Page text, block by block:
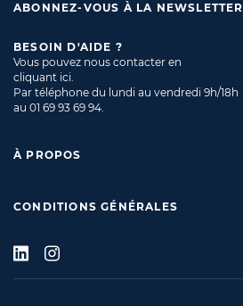
ABONNEZ-VOUS À LA NEWSLETTER
BESOIN D'AIDE ?
Vous pouvez nous contacter en
cliquant ici.
Par téléphone du lundi au vendredi 9h/18h
au 01 69 93 69 94.
À PROPOS
CONDITIONS GÉNÉRALES